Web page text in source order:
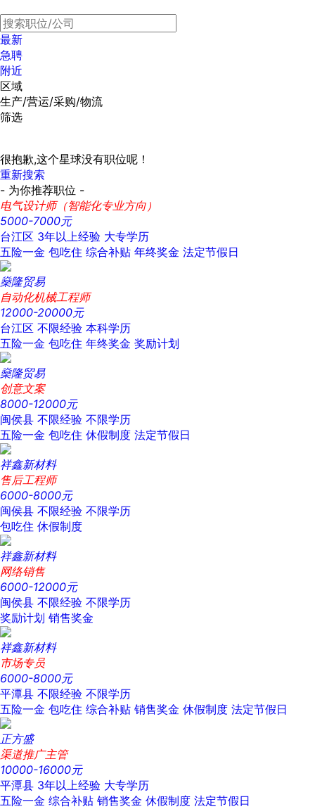
最新
急聘
附近
区域
生产/营运/采购/物流
筛选
很抱歉,这个星球没有职位呢！
重新搜索
- 为你推荐职位 -
电气设计师（智能化专业方向）
5000-7000元
台江区 3年以上经验 大专学历
五险一金 包吃住 综合补贴 年终奖金 法定节假日
燊隆贸易
自动化机械工程师
12000-20000元
台江区 不限经验 本科学历
五险一金 包吃住 年终奖金 奖励计划
燊隆贸易
创意文案
8000-12000元
闽侯县 不限经验 不限学历
五险一金 包吃住 休假制度 法定节假日
祥鑫新材料
售后工程师
6000-8000元
闽侯县 不限经验 不限学历
包吃住 休假制度
祥鑫新材料
网络销售
6000-12000元
闽侯县 不限经验 不限学历
奖励计划 销售奖金
祥鑫新材料
市场专员
6000-8000元
平潭县 不限经验 不限学历
五险一金 包吃住 综合补贴 销售奖金 休假制度 法定节假日
正方盛
渠道推广主管
10000-16000元
平潭县 3年以上经验 大专学历
五险一金 综合补贴 销售奖金 休假制度 法定节假日